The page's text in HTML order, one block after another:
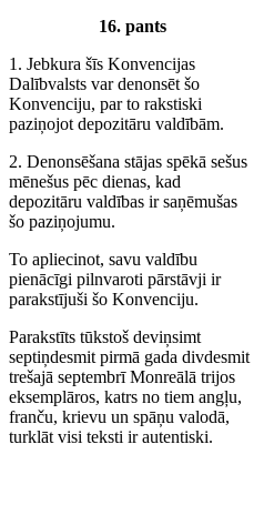
16. pants
1. Jebkura šīs Konvencijas
Dalībvalsts var denonsēt šo
Konvenciju, par to rakstiski
paziņojot depozitāru valdībām.
2. Denonsēšana stājas spēkā sešus
mēnešus pēc dienas, kad
depozitāru valdības ir saņēmušas
šo paziņojumu.
To apliecinot, savu valdību
pienācīgi pilnvaroti pārstāvji ir
parakstījuši šo Konvenciju.
Parakstīts tūkstoš deviņsimt
septiņdesmit pirmā gada divdesmit
trešajā septembrī Monreālā trijos
eksemplāros, katrs no tiem angļu,
franču, krievu un spāņu valodā,
turklāt visi teksti ir autentiski.